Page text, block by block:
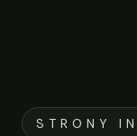
STRONY